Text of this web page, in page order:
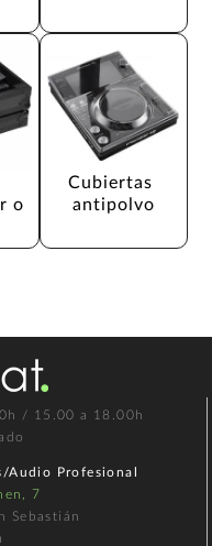
o
Cubiertas
antipolvo
/ 15.00 a 18.00h
Audio Profesional
7
Sebastián